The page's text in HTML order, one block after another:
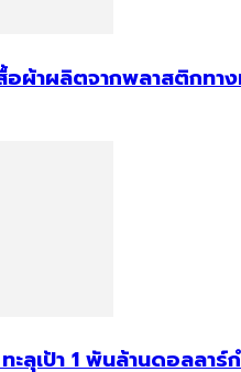
ผ้าผลิตจากพลาสติกทาง
ลุเป้า 1 พันล้านดอลลาร์